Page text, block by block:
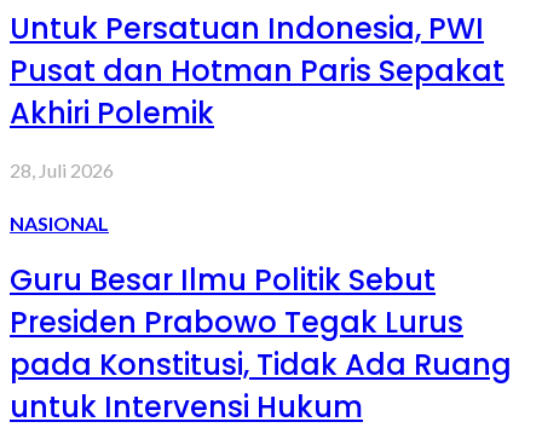
Untuk Persatuan Indonesia, PWI
Pusat dan Hotman Paris Sepakat
Akhiri Polemik
28, Juli 2026
NASIONAL
Guru Besar Ilmu Politik Sebut
Presiden Prabowo Tegak Lurus
pada Konstitusi, Tidak Ada Ruang
untuk Intervensi Hukum